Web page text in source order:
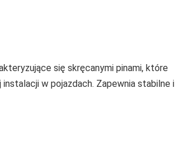
się skręcanymi pinami, które
w pojazdach. Zapewnia stabilne i